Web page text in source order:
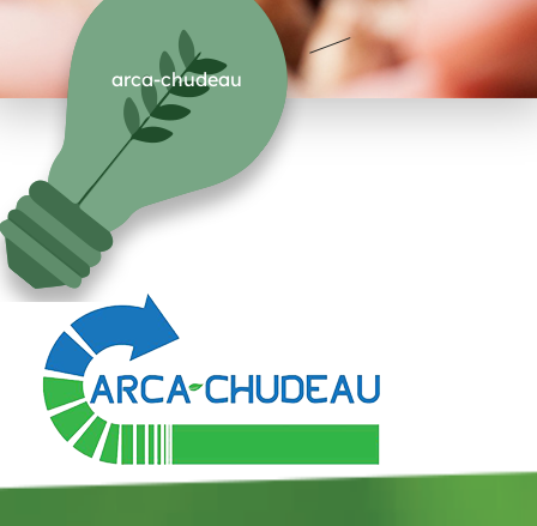
arca-chudeau